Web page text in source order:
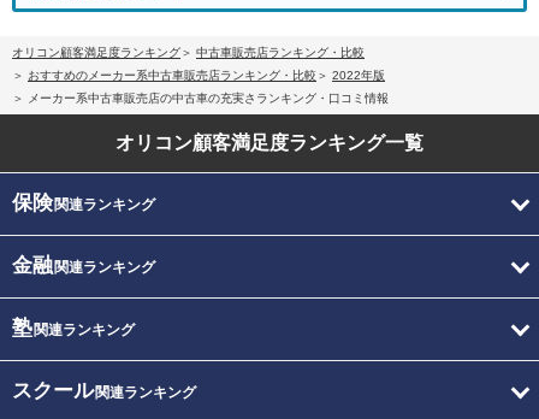
オリコン顧客満足度ランキング
中古車販売店ランキング・比較
おすすめのメーカー系中古車販売店ランキング・比較
2022年版
メーカー系中古車販売店の中古車の充実さランキング・口コミ情報
オリコン顧客満足度ランキング一覧
保険関連ランキング
金融関連ランキング
塾関連ランキング
スクール関連ランキング